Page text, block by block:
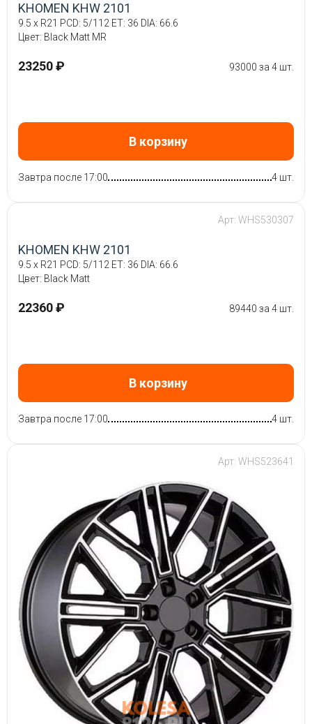
KHOMEN KHW 2101
9.5 x R21 PCD: 5/112 ET: 36 DIA: 66.6
Цвет: Black Matt MR
23250 ₽ 93000 за 4 шт.
В корзину
Завтра после 17:00 4 шт.
Арт: WHS530307
KHOMEN KHW 2101
9.5 x R21 PCD: 5/112 ET: 36 DIA: 66.6
Цвет: Black Matt
22360 ₽ 89440 за 4 шт.
В корзину
Завтра после 17:00 4 шт.
Арт: WHS523641